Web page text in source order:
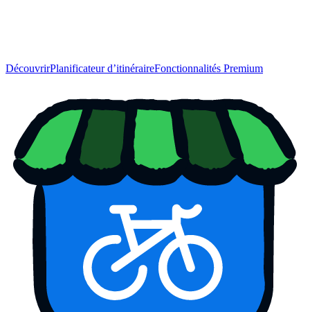
DécouvrirPlanificateur d’itinéraireFonctionnalités Premium